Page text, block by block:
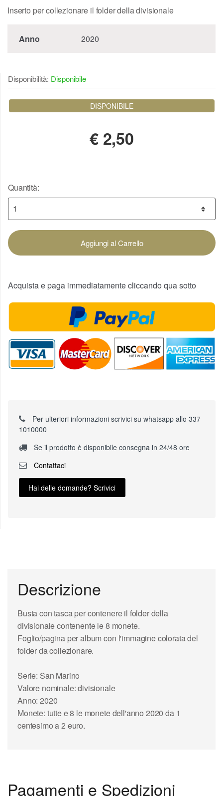
Inserto per collezionare il folder della divisionale
Anno 2020
Disponibilità: Disponibile
DISPONIBILE
€ 2,50
Quantità:
Aggiungi al Carrello
Acquista e paga immediatamente cliccando qua sotto
Per ulteriori informazioni scrivici su whatsapp allo 337
1010000
Se il prodotto è disponibile consegna in 24/48 ore
Contattaci
Hai delle domande? Scrivici
Descrizione
Busta con tasca per contenere il folder della
divisionale contenente le 8 monete.
Foglio/pagina per album con l'immagine colorata del
folder da collezionare.
Serie: San Marino
Valore nominale: divisionale
Anno: 2020
Monete: tutte e 8 le monete dell'anno 2020 da 1
centesimo a 2 euro.
Pagamenti e Spedizioni